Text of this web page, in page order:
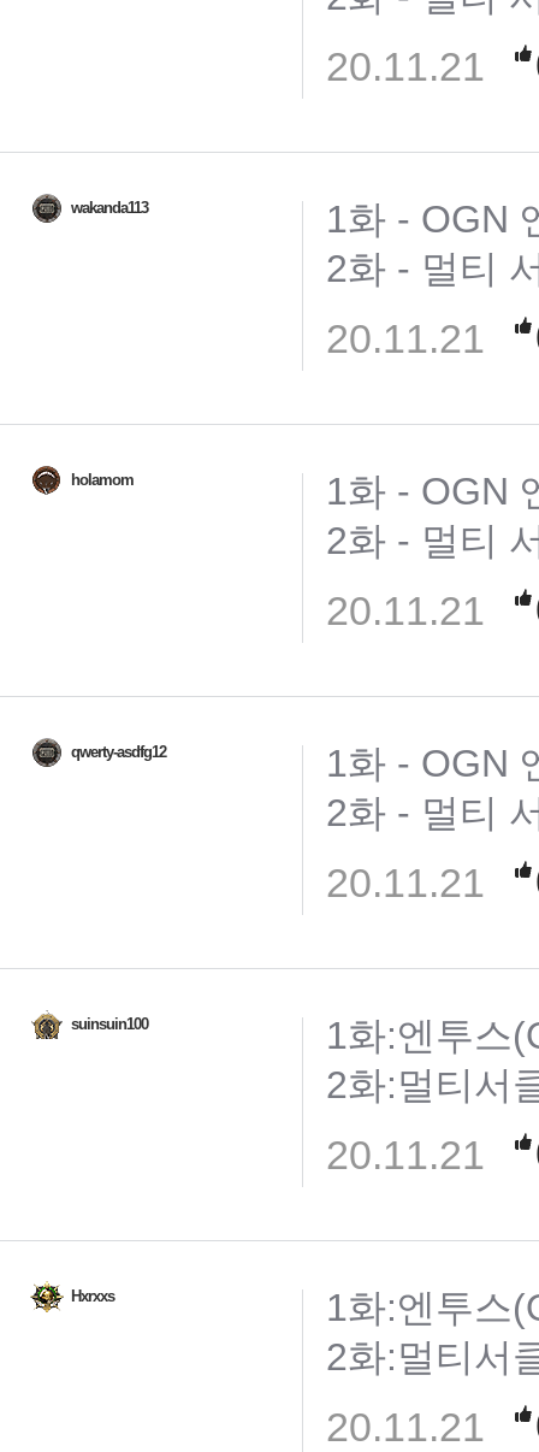
20.11.21
wakanda113
1화 - OGN
2화 - 멀티
20.11.21
holamom
1화 - OGN
2화 - 멀티
20.11.21
qwerty-asdfg12
1화 - OGN
2화 - 멀티
20.11.21
suinsuin100
1화:엔투스
2화:멀티서
20.11.21
Hxrxxs
1화:엔투스
2화:멀티서
20.11.21